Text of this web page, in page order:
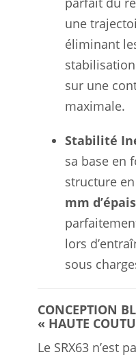
une
éliminant
sur une
maximale.
Stabilité
sa base en
structure
mm
lors
sous
CONCEPTION
« HAUTE
Le SRX63 n’est